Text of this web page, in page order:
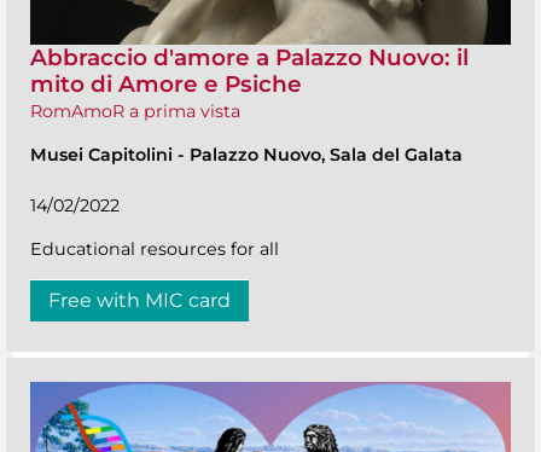
Abbraccio d'amore a Palazzo Nuovo: il
mito di Amore e Psiche
RomAmoR a prima vista
Musei Capitolini - Palazzo Nuovo, Sala del Galata
14/02/2022
Educational resources for all
Free with MIC card